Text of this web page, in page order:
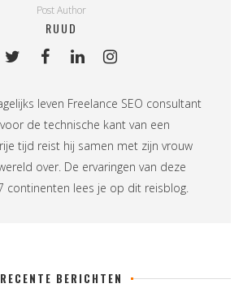
Post Author
RUUD
leven Freelance SEO consultant
de technische kant van een
tijd reist hij samen met zijn vrouw
over. De ervaringen van deze
continenten lees je op dit reisblog.
RECENTE BERICHTEN